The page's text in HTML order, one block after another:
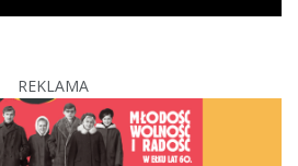
REKLAMA